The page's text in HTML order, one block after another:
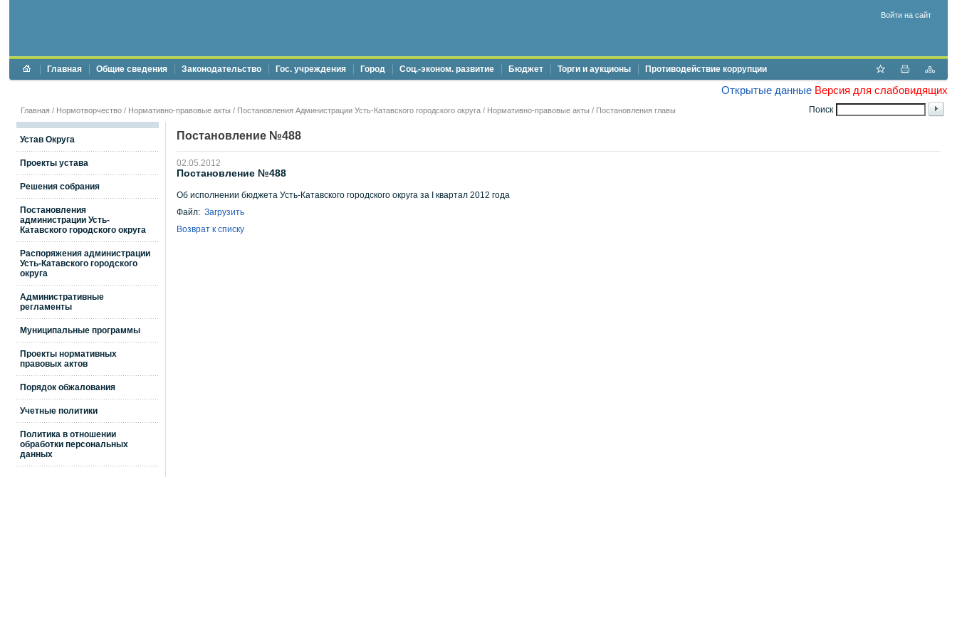
Войти на сайт
Главная Общие сведения Законодательство Гос. учреждения Город Соц.-эконом. развитие Бюджет Торги и аукционы Противодействие коррупции
Открытые данные Версия для слабовидящих
Поиск
Главная / Нормотворчество / Нормативно-правовые акты / Постановления Администрации Усть-Катавского городского округа / Нормативно-правовые акты / Постановления главы
Устав Округа
Проекты устава
Решения собрания
Постановления
администрации Усть-
Катавского городского округа
Распоряжения администрации
Усть-Катавского городского
округа
Административные
регламенты
Муниципальные программы
Проекты нормативных
правовых актов
Порядок обжалования
Учетные политики
Политика в отношении
обработки персональных
данных
Постановление №488
02.05.2012
Постановление №488
Об исполнении бюджета Усть-Катавского городского округа за I квартал 2012 года
Файл: Загрузить
Возврат к списку